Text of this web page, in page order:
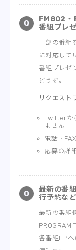
FM802・
番組プレ
一部の番組
に対応して
番組プレゼ
どうぞ。
リクエスト
Twitterか
ません
電話・
応募の詳
最新の番
行予約な
最新の番組
PROGRAM
各番組HP